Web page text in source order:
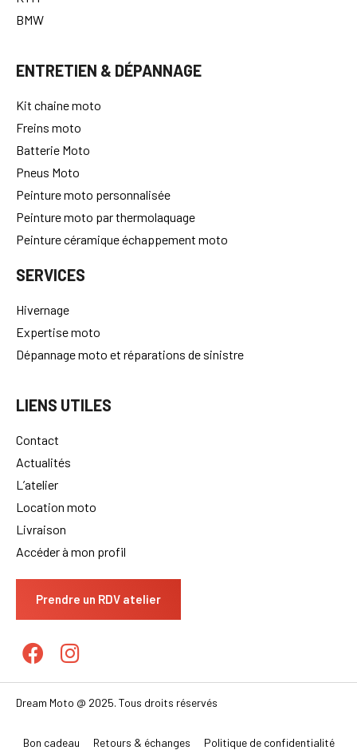
BMW
ENTRETIEN & DÉPANNAGE
Kit chaine moto
Freins moto
Batterie Moto
Pneus Moto
Peinture moto personnalisée
Peinture moto par thermolaquage
Peinture céramique échappement moto
SERVICES
Hivernage
Expertise moto
Dépannage moto et réparations de sinistre
LIENS UTILES
Contact
Actualités
L’atelier
Location moto
Livraison
Accéder à mon profil
Prendre un RDV atelier
Dream Moto @ 2025. Tous droits réservés
Bon cadeau Retours & échanges Politique de confidentialité